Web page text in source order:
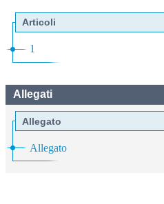
Articoli
1
Allegati
Allegato
Allegato